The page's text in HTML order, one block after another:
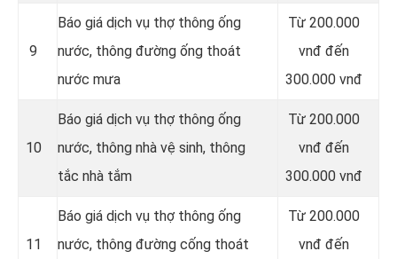
9
Báo giá dịch vụ thợ thông ống
nước, thông đường ống thoát
nước mưa
Từ 200.000
vnđ đến
300.000 vnđ
10
Báo giá dịch vụ thợ thông ống
nước, thông nhà vệ sinh, thông
tắc nhà tắm
Từ 200.000
vnđ đến
300.000 vnđ
11
Báo giá dịch vụ thợ thông ống
nước, thông đường cống thoát
Từ 200.000
vnđ đến